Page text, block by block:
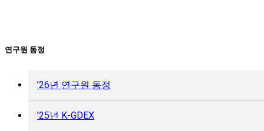
연구원 동정
’26년 연구원 동정
’25년 K-GDEX